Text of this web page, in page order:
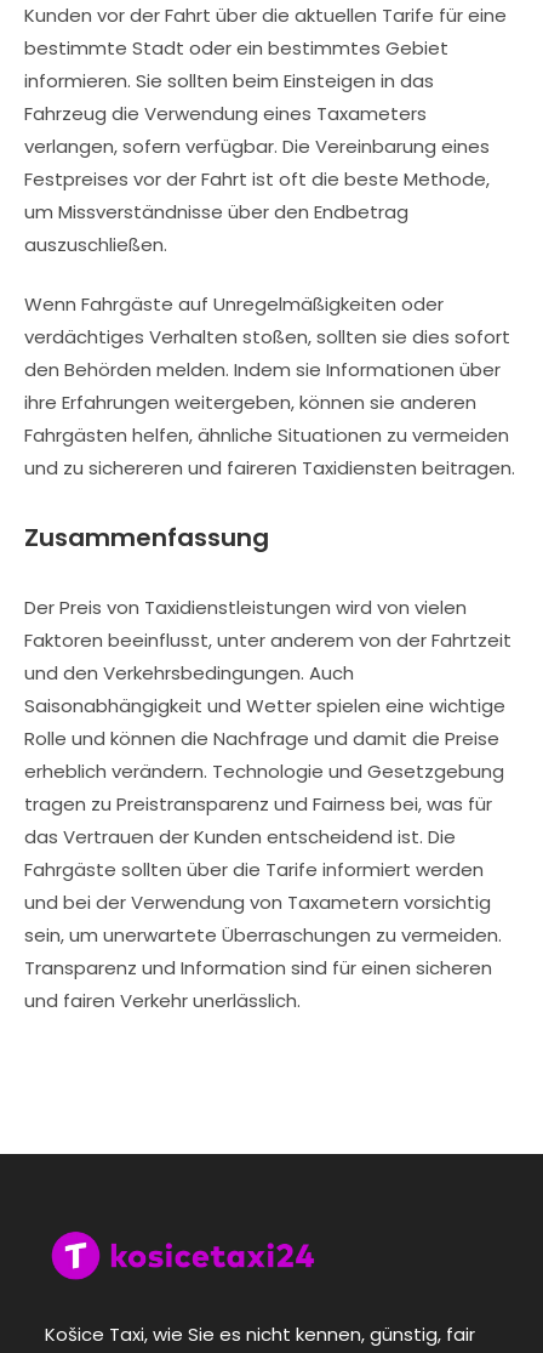
Kunden vor der Fahrt über die aktuellen Tarife für eine
bestimmte Stadt oder ein bestimmtes Gebiet
informieren. Sie sollten beim Einsteigen in das
Fahrzeug die Verwendung eines Taxameters
verlangen, sofern verfügbar. Die Vereinbarung eines
Festpreises vor der Fahrt ist oft die beste Methode,
um Missverständnisse über den Endbetrag
auszuschließen.
Wenn Fahrgäste auf Unregelmäßigkeiten oder
verdächtiges Verhalten stoßen, sollten sie dies sofort
den Behörden melden. Indem sie Informationen über
ihre Erfahrungen weitergeben, können sie anderen
Fahrgästen helfen, ähnliche Situationen zu vermeiden
und zu sichereren und faireren Taxidiensten beitragen.
Zusammenfassung
Der Preis von Taxidienstleistungen wird von vielen
Faktoren beeinflusst, unter anderem von der Fahrtzeit
und den Verkehrsbedingungen. Auch
Saisonabhängigkeit und Wetter spielen eine wichtige
Rolle und können die Nachfrage und damit die Preise
erheblich verändern. Technologie und Gesetzgebung
tragen zu Preistransparenz und Fairness bei, was für
das Vertrauen der Kunden entscheidend ist. Die
Fahrgäste sollten über die Tarife informiert werden
und bei der Verwendung von Taxametern vorsichtig
sein, um unerwartete Überraschungen zu vermeiden.
Transparenz und Information sind für einen sicheren
und fairen Verkehr unerlässlich.
Košice Taxi, wie Sie es nicht kennen, günstig, fair